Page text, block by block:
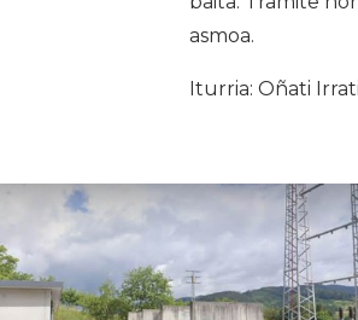
asmoa.
Iturria: Oñati